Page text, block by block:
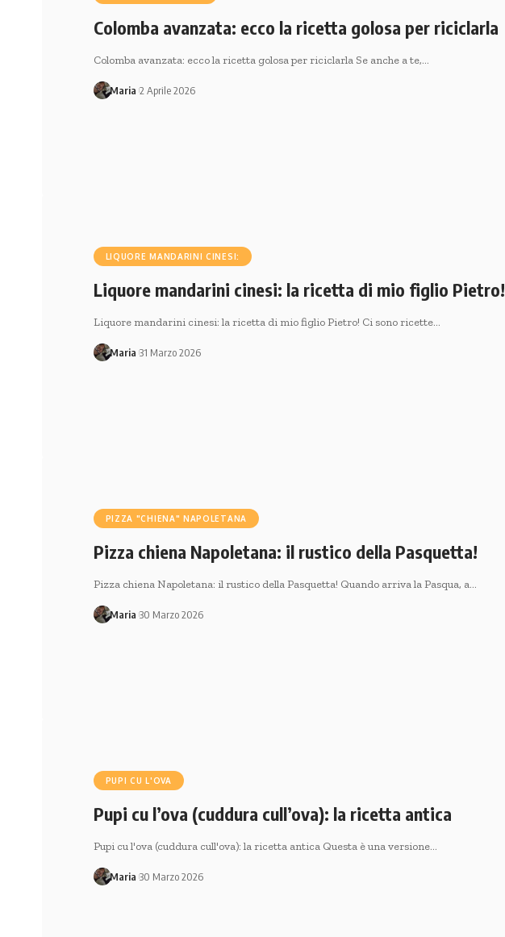
Colomba avanzata: ecco la ricetta golosa per riciclarla
Colomba avanzata: ecco la ricetta golosa per riciclarla Se anche a te,…
Maria 2 Aprile 2026
LIQUORE MANDARINI CINESI:
Liquore mandarini cinesi: la ricetta di mio figlio Pietro!
Liquore mandarini cinesi: la ricetta di mio figlio Pietro! Ci sono ricette…
Maria 31 Marzo 2026
PIZZA "CHIENA" NAPOLETANA
Pizza chiena Napoletana: il rustico della Pasquetta!
Pizza chiena Napoletana: il rustico della Pasquetta! Quando arriva la Pasqua, a…
Maria 30 Marzo 2026
PUPI CU L'OVA
Pupi cu l’ova (cuddura cull’ova): la ricetta antica
Pupi cu l'ova (cuddura cull'ova): la ricetta antica Questa è una versione…
Maria 30 Marzo 2026